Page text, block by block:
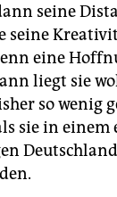
seine
seine
eine
liegt sie
so wenig
sie in